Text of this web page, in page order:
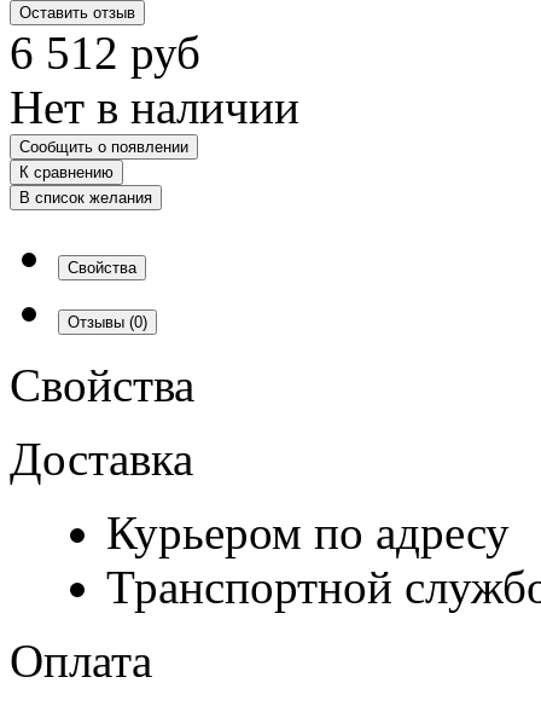
Оставить отзыв
6 512 руб
Нет в наличии
Сообщить о появлении
К сравнению
В список желания
Свойства
Отзывы (0)
Свойства
Доставка
Курьером по адресу
Транспортной
Оплата